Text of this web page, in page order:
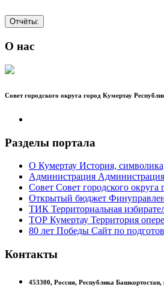
Отчёты:
О нас
Совет городского округа город Кумертау
Разделы портала
О Кумертау История,
Администрация Администрация
Совет Совет городского округа
Открытый бюджет
ТИК Территориальная
ТОР Кумертау Территория
80 лет Победы Сайт по
Контакты
453300, Россия, Республика Башкортостан,